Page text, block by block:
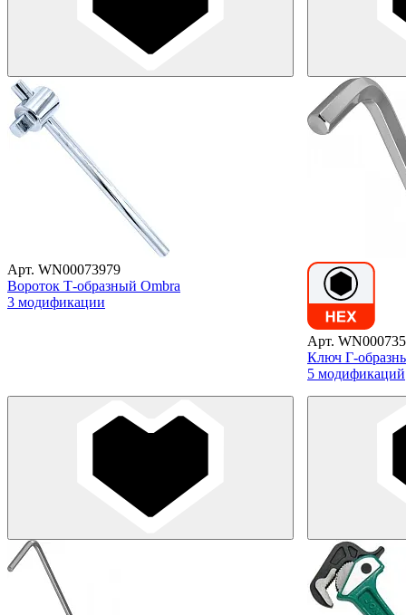
Арт. WN00073979
Вороток Т-образный Ombra
3 модификации
Арт.
Ключ Г-
5 модификаций